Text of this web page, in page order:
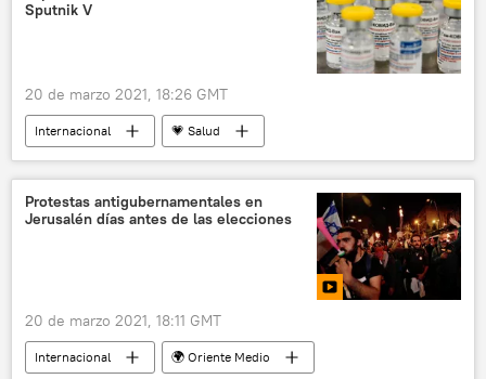
Sputnik V
20 de marzo 2021, 18:26 GMT
Internacional
💗 Salud
Sputnik V (vacuna)
Rusia
Protestas antigubernamentales en
Jerusalén días antes de las elecciones
20 de marzo 2021, 18:11 GMT
Internacional 🌍 Oriente Medio